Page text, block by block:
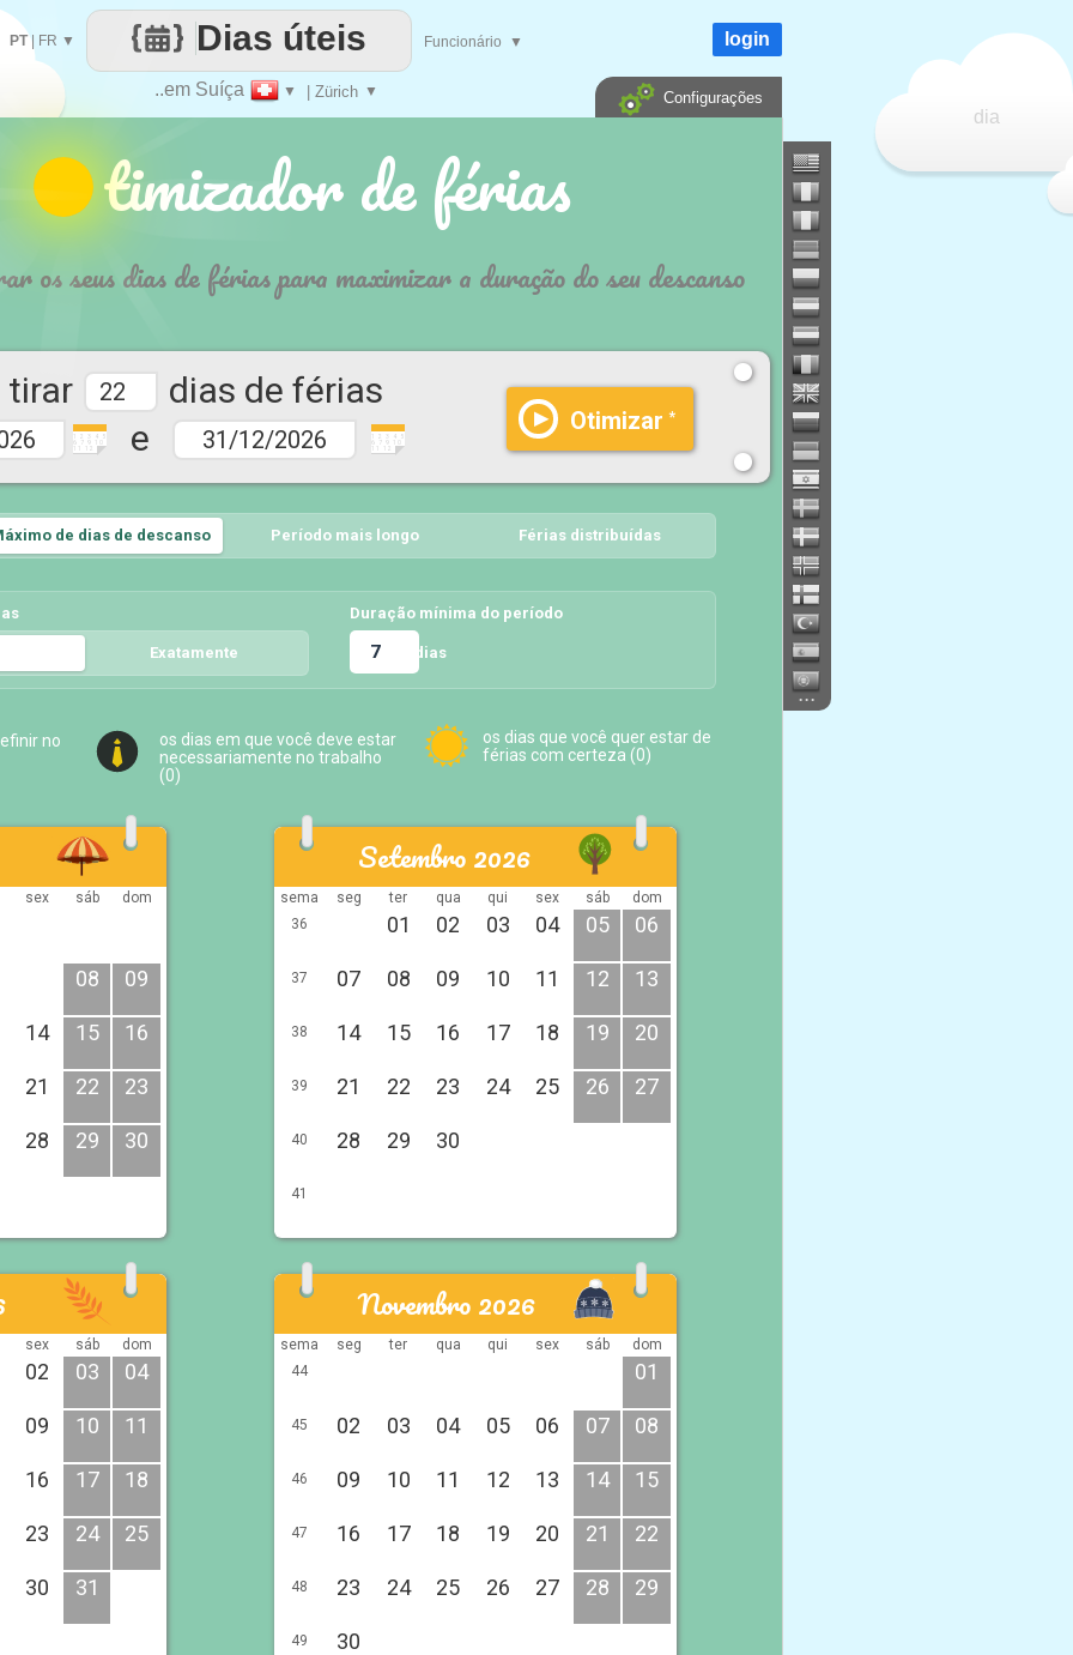
dia
..em Suíça ▼ | Zürich ▼
Dias úteis
PT| FR ▼ Funcionário ▼ login
Configurações
...
de férias
os seus dias de férias para maximizar a duração do seu descanso
▶ Otimizar*
tirar dias de férias
1 2 3 4 5
6 7 9 10
11 12
e
1 2 3 4 5
6 7 9 10
11 12
de dias de descanso Período mais longo Férias distribuídas
Exatamente
Duração mínima do período
dias
no
os dias em que você deve estar
necessariamente no trabalho
(0)
os dias que você quer estar de
férias com certeza (0)
sex sáb dom
08 09
14 15 16
21 22 23
28 29 30
Setembro 2026
sema seg ter qua qui sex sáb
dom
36
01 02 03 04 05 06
37 07 08 09 10 11 12 13
38 14 15 16 17 18 19 20
39 21 22 23 24 25 26 27
40 28 29 30
41
sex sáb dom
02 03 04
09 10 11
16 17 18
23 24 25
30 31
Novembro 2026
sema seg ter qua qui sex sáb
dom
44
01
45 02 03 04 05 06 07 08
46 09 10 11 12 13 14 15
47 16 17 18 19 20 21 22
48 23 24 25 26 27 28 29
49 30